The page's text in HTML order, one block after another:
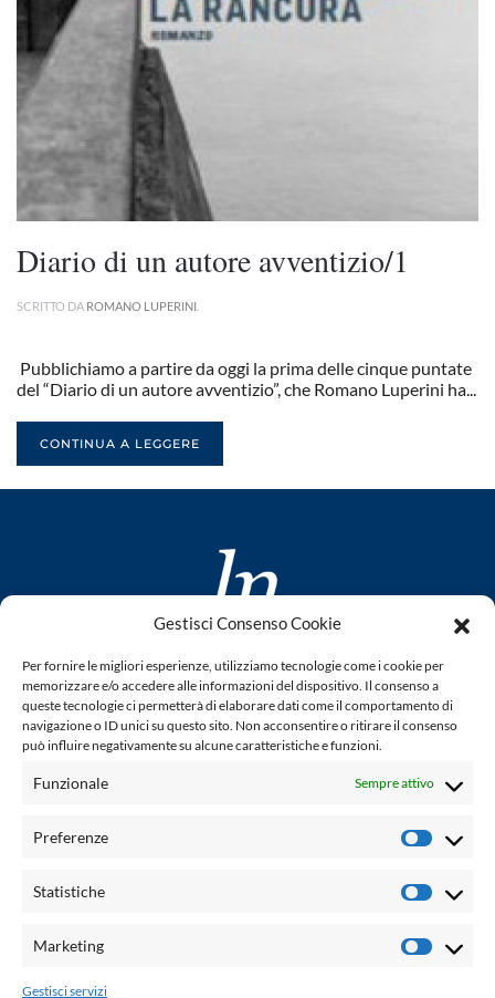
Gestisci Consenso Cookie
Per fornire le migliori esperienze, utilizziamo tecnologie come i cookie per
memorizzare e/o accedere alle informazioni del dispositivo. Il consenso a
queste tecnologie ci permetterà di elaborare dati come il comportamento di
navigazione o ID unici su questo sito. Non acconsentire o ritirare il consenso
può influire negativamente su alcune caratteristiche e funzioni.
Funzionale Sempre attivo
Preferenze
Statistiche
Marketing
Gestisci servizi
Diario di un autore avventizio/1
SCRITTO DA ROMANO LUPERINI
Pubblichiamo a partire da oggi la prima delle cinque puntate
del “Diario di un autore avventizio”, che Romano Luperini ha...
CONTINUA A LEGGERE
www.laletteraturaenoi.it
fondato da Romano Luperini
Questo blog non rappresenta una testata giornalistica in
quanto viene aggiornato senza alcuna periodicità. Non può
legge n° 62 del 7.03.2001. L'autore non è responsabile per
email: